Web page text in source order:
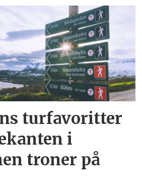
turfavoritter
i
troner på